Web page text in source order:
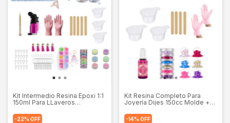
Kit Intermedio Resina Epoxi 1:1
150ml Para LLaveros
-22% OFF
Kit Resina Completo Para
Joyería Dijes 150cc Molde +
-14% OFF